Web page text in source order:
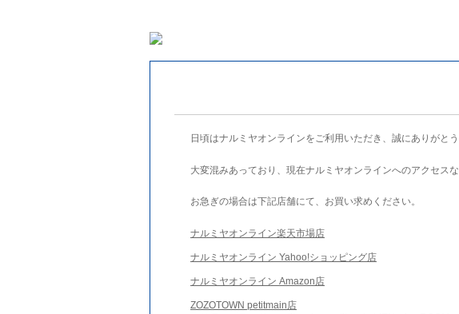
日頃はナルミヤオンラインをご利用いただき、誠にありがとう
大変混みあっており、現在ナルミヤオンラインへのアクセス
お急ぎの場合は下記店舗にて、お買い求めください。
ナルミヤオンライン楽天市場店
ナルミヤオンライン Yahoo!ショッピング店
ナルミヤオンライン Amazon店
ZOZOTOWN petitmain店